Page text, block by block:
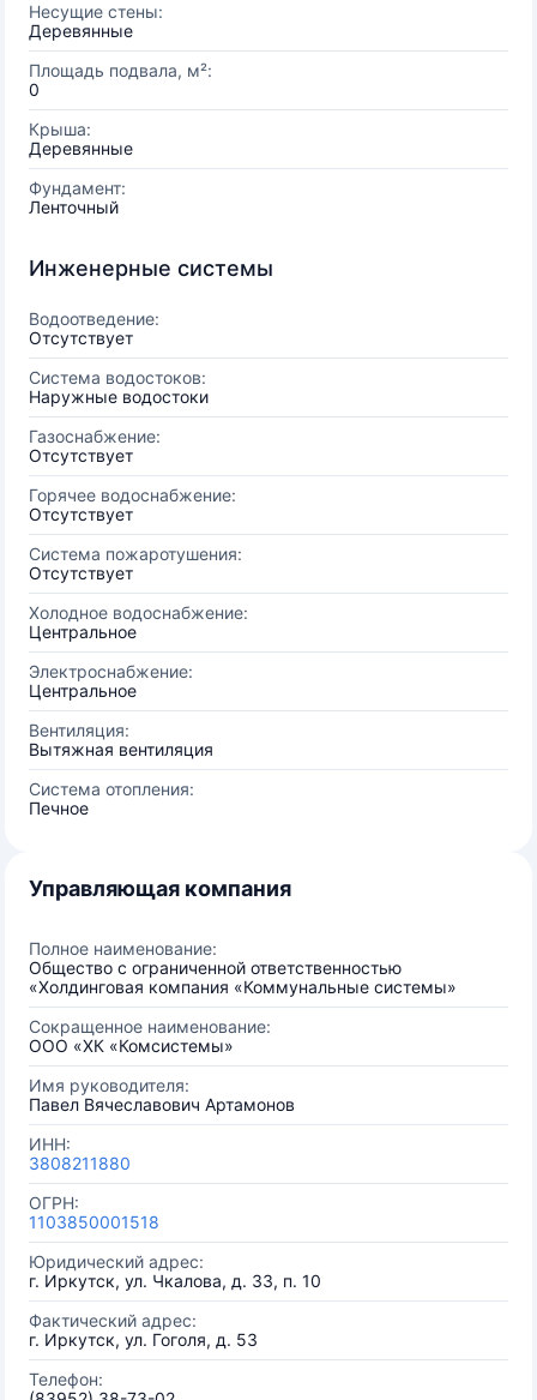
Несущие стены:
Деревянные
Площадь подвала, м²:
0
Крыша:
Деревянные
Фундамент:
Ленточный
Инженерные системы
Водоотведение:
Отсутствует
Система водостоков:
Наружные водостоки
Газоснабжение:
Отсутствует
Горячее водоснабжение:
Отсутствует
Система пожаротушения:
Отсутствует
Холодное водоснабжение:
Центральное
Электроснабжение:
Центральное
Вентиляция:
Вытяжная вентиляция
Система отопления:
Печное
Управляющая компания
Полное наименование:
Общество с ограниченной ответственностью
«Холдинговая компания «Коммунальные системы»
Сокращенное наименование:
ООО «ХК «Комсистемы»
Имя руководителя:
Павел Вячеславович Артамонов
ИНН:
3808211880
ОГРН:
1103850001518
Юридический адрес:
г. Иркутск, ул. Чкалова, д. 33, п. 10
Фактический адрес:
г. Иркутск, ул. Гоголя, д. 53
Телефон: